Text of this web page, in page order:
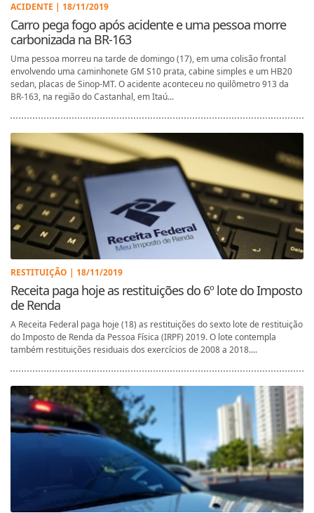
ACIDENTE | 18/11/2019
Carro pega fogo após acidente e uma pessoa morre
carbonizada na BR-163
Uma pessoa morreu na tarde de domingo (17), em uma colisão frontal
envolvendo uma caminhonete GM S10 prata, cabine simples e um HB20
sedan, placas de Sinop-MT. O acidente aconteceu no quilômetro 913 da
BR-163, na região do Castanhal, em Itaú...
RESTITUIÇÃO | 18/11/2019
Receita paga hoje as restituições do 6º lote do Imposto
de Renda
A Receita Federal paga hoje (18) as restituições do sexto lote de restituição
do Imposto de Renda da Pessoa Física (IRPF) 2019. O lote contempla
também restituições residuais dos exercícios de 2008 a 2018....